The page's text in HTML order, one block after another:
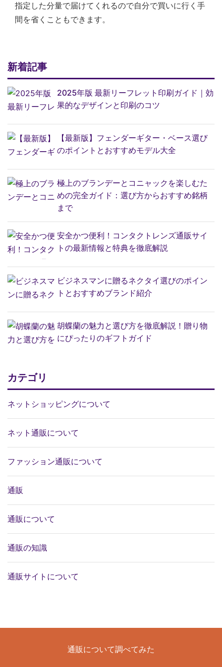
指定した分量で届けてくれるので自分で買いに行く手
間を省くこともできます。
新着記事
2025年版 最新リーフレット印刷ガイド｜効
果的なデザインと印刷のコツ
【最新版】フェンダーギター・ベース選び
のポイントとおすすめモデル大全
極上のブランデーとコニャックを楽しむた
めの完全ガイド：選び方からおすすめ銘柄
まで
安全かつ便利！コンタクトレンズ通販サイ
トの最新情報と特典を徹底解説
ビジネスマンに贈るネクタイ選びのポイン
トとおすすめブランド紹介
胡蝶蘭の魅力と選び方を徹底解説！贈り物
にぴったりのギフトガイド
カテゴリ
ネットショッピングについて
ネット通販について
ファッション通販について
通販
通販について
通販の知識
通販サイトについて
通販について調べてみた